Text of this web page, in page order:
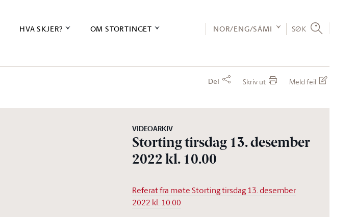
HVA SKJER? OM STORTINGET NOR/ENG/SÁMI SØK
Del Skriv ut Meld feil
VIDEOARKIV
Storting tirsdag 13. desember
2022 kl. 10.00
Referat fra møte Storting tirsdag 13. desember
2022 kl. 10.00